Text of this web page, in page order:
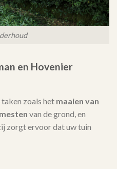
en Hovenier
zoals het maaien van
van de grond, en
zorgt ervoor dat uw tuin